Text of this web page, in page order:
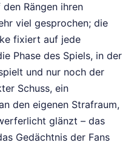
Rängen ihren
viel gesprochen; die
fixiert auf jede
Phase des Spiels, in der
und nur noch der
Schuss, ein
den eigenen Strafraum,
glänzt – das
Gedächtnis der Fans